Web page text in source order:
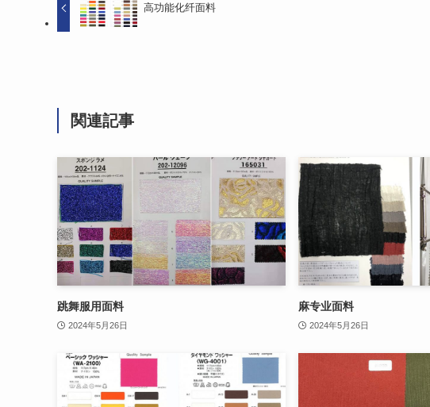
高功能化纤面料
関連記事
跳舞服用面料
2024年5月26日
麻专业面料
2024年5月26日